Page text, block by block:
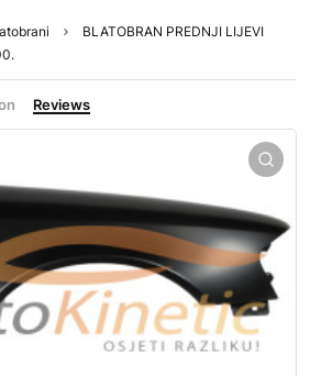
BLATOBRAN PREDNJI LIJEVI
Reviews